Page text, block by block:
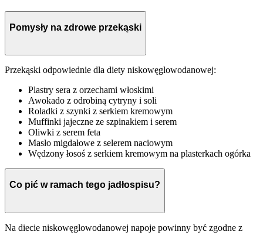
Pomysły na zdrowe przekąski
Przekąski odpowiednie dla diety niskowęglowodanowej:
Plastry sera z orzechami włoskimi
Awokado z odrobiną cytryny i soli
Roladki z szynki z serkiem kremowym
Muffinki jajeczne ze szpinakiem i serem
Oliwki z serem feta
Masło migdałowe z selerem naciowym
Wędzony łosoś z serkiem kremowym na plasterkach ogórka
Co pić w ramach tego jadłospisu?
Na diecie niskowęglowodanowej napoje powinny być zgodne z